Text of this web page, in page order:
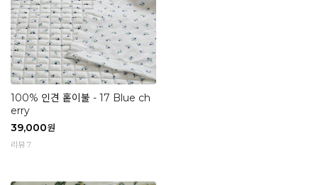
100% 인견 홑이불 - 17 Blue ch
erry
39,000원
리뷰 7